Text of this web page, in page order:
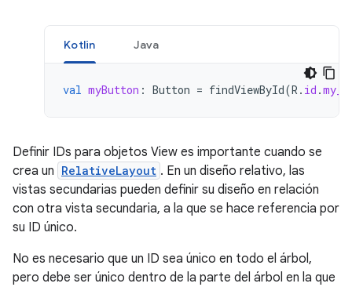
Kotlin Java
val myButton : Button = findViewById(R . id .
Definir IDs para objetos View es importante cuando se
crea un RelativeLayout . En un diseño relativo, las
vistas secundarias pueden definir su diseño en relación
con otra vista secundaria, a la que se hace referencia por
su ID único.
No es necesario que un ID sea único en todo el árbol,
pero debe ser único dentro de la parte del árbol en la que